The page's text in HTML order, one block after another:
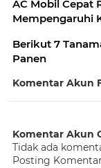
AC Mobil Cepat
Mempengaruhi
Berikut 7
Panen
Komentar Akun
Komentar Akun
Tidak ada
Posting Komentar